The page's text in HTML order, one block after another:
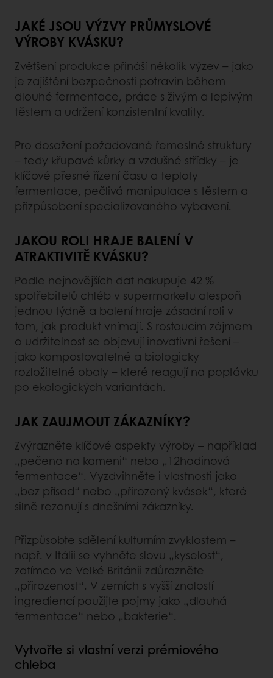
JAKÉ JSOU VÝZVY PRŮMYSLOVÉ
VÝROBY KVÁSKU?
Zvětšení produkce přináší několik výzev – jako
je zajištění bezpečnosti potravin během
dlouhé fermentace, práce s živým a lepivým
těstem a udržení konzistentní kvality.
Pro dosažení požadované řemeslné struktury
– tedy křupavé kůrky a vzdušné střídky – je
klíčové přesné řízení času a teploty
fermentace, pečlivá manipulace s těstem a
přizpůsobení specializovaného vybavení.
JAKOU ROLI HRAJE BALENÍ V
ATRAKTIVITĚ KVÁSKU?
Podle nejnovějších dat nakupuje 42 %
spotřebitelů chléb v supermarketu alespoň
jednou týdně a balení hraje zásadní roli v
tom, jak produkt vnímají. S rostoucím zájmem
o udržitelnost se objevují inovativní řešení –
jako kompostovatelné a biologicky
rozložitelné obaly – které reagují na poptávku
po ekologických variantách.
JAK ZAUJMOUT ZÁKAZNÍKY?
Zvýrazněte klíčové aspekty výroby – například
„pečeno na kameni“ nebo „12hodinová
fermentace“. Vyzdvihněte i vlastnosti jako
„bez přísad“ nebo „přirozený kvásek“, které
silně rezonují s dnešními zákazníky.
Přizpůsobte sdělení kulturním zvyklostem –
např. v Itálii se vyhněte slovu „kyselost“,
zatímco ve Velké Británii zdůrazněte
„přirozenost“. V zemích s vyšší znalostí
ingrediencí použijte pojmy jako „dlouhá
fermentace“ nebo „bakterie“.
Vytvořte si vlastní verzi prémiového
chleba